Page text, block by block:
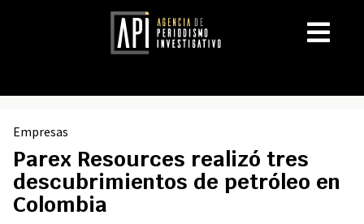
Empresas
Parex Resources realizó tres
descubrimientos de petróleo en
Colombia